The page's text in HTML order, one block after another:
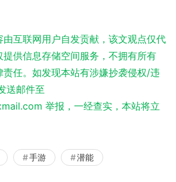
由互联网用户自发贡献，该文观点仅代
供信息存储空间服务，不拥有所有
任。如发现本站有涉嫌抄袭侵权/违
送邮件至
举报，一经查实，本站将立
手游 潜能